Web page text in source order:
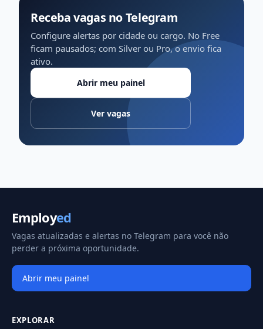
Receba vagas no Telegram
Configure alertas por cidade ou cargo. No Free
ficam pausados; com Silver ou Pro, o envio fica
ativo.
Abrir meu painel
Ver vagas
Employed
Vagas atualizadas e alertas no Telegram para você não
perder a próxima oportunidade.
Abrir meu painel
EXPLORAR